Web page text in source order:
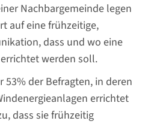
Nachbargemeinde legen
auf eine frühzeitige,
dass und wo eine
werden soll.
der Befragten, in deren
errichtet
dass sie frühzeitig